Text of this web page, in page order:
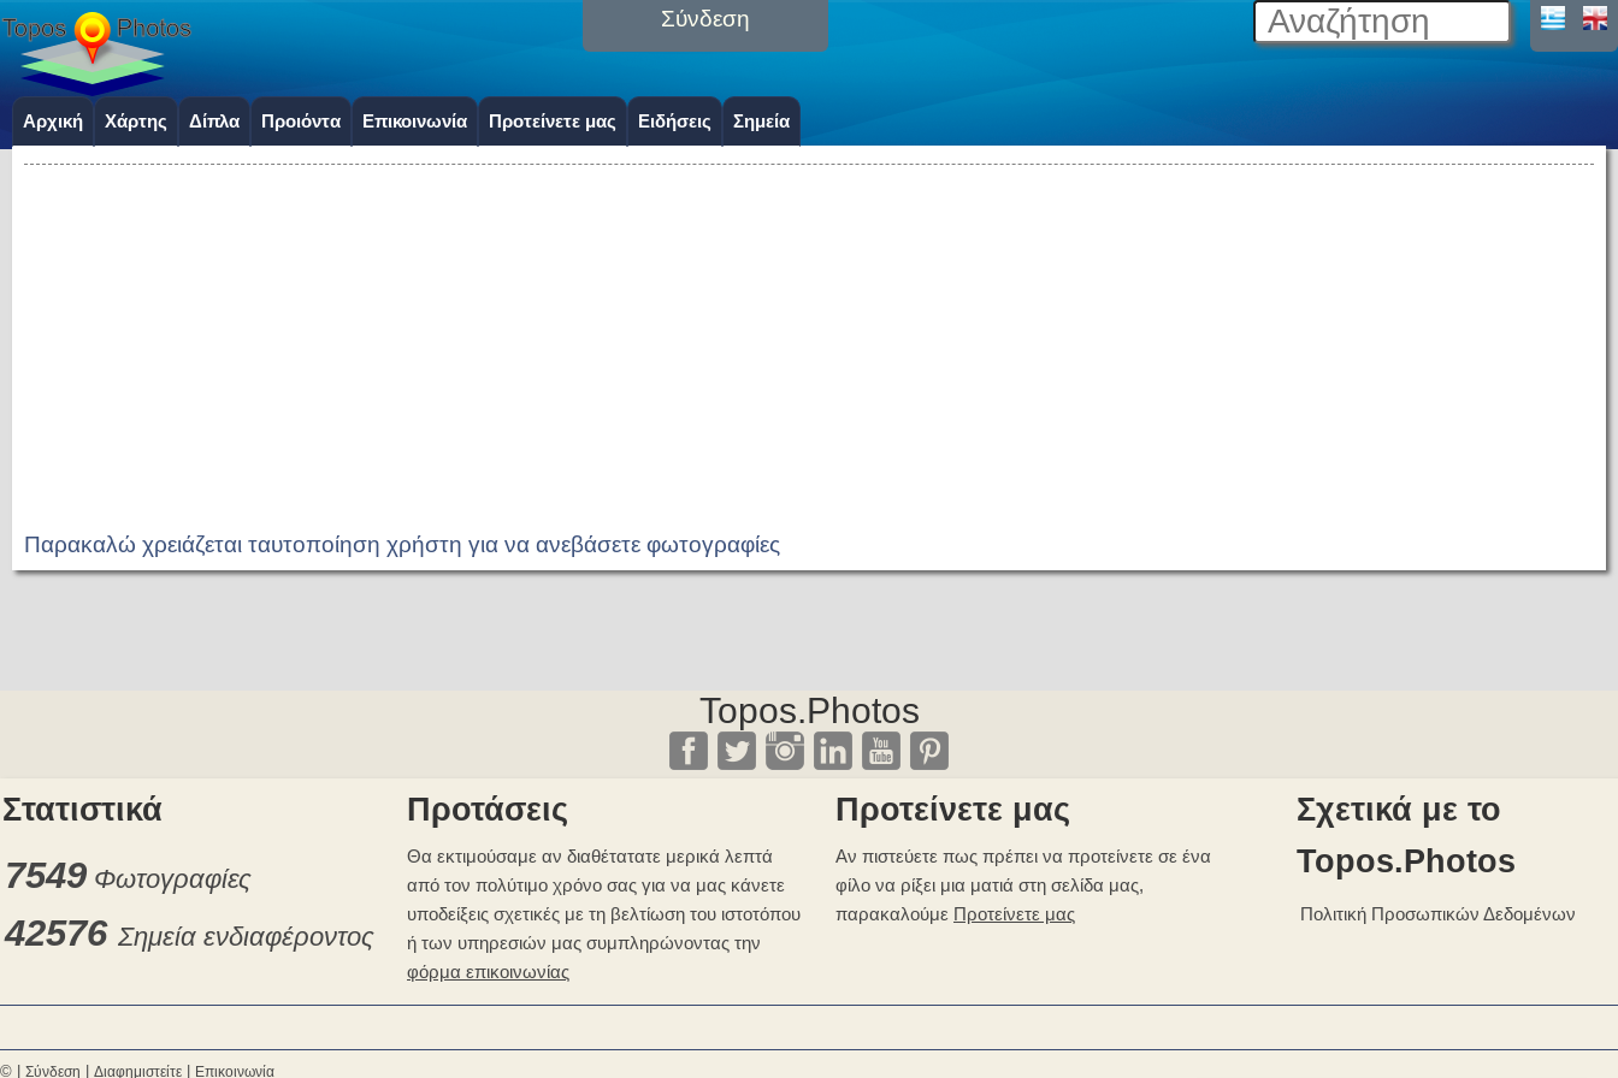
Σύνδεση
Αρχική Χάρτης Δίπλα Προιόντα Επικοινωνία Προτείνετε μας Ειδήσεις Σημεία
Παρακαλώ χρειάζεται ταυτοποίηση χρήστη για να ανεβάσετε φωτογραφίες
Topos.Photos
Στατιστικά
7549 Φωτογραφίες
42576 Σημεία ενδιαφέροντος
Προτάσεις
Θα εκτιμούσαμε αν διαθέτατατε μερικά λεπτά
από τον πολύτιμο χρόνο σας για να μας κάνετε
υποδείξεις σχετικές με τη βελτίωση του ιστοτόπου
ή των υπηρεσιών μας συμπληρώνοντας την
φόρμα επικοινωνίας
Προτείνετε μας
Αν πιστεύετε πως πρέπει να προτείνετε σε ένα
φίλο να ρίξει μια ματιά στη σελίδα μας,
παρακαλούμε Προτείνετε μας
Σχετικά με το
Topos.Photos
Πολιτική Προσωπικών Δεδομένων
© | Σύνδεση Διαφημιστείτε Επικοινωνία